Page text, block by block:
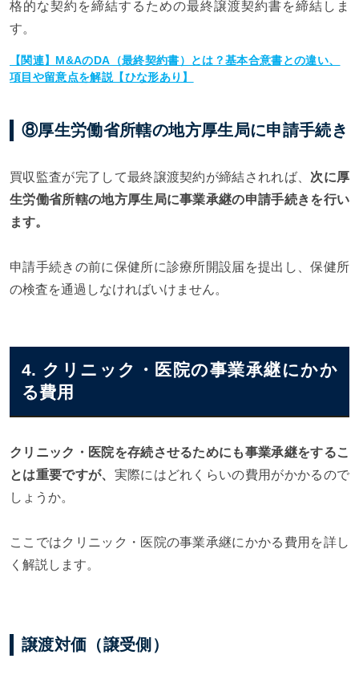
格的な契約を締結するための最終譲渡契約書を締結しま
す。
【関連】M&AのDA（最終契約書）とは？基本合意書との違い、
項目や留意点を解説【ひな形あり】
⑧厚生労働省所轄の地方厚生局に申請手続き
買収監査が完了して最終譲渡契約が締結されれば、 次に厚
生労働省所轄の地方厚生局に事業承継の申請手続きを行い
ます。
申請手続きの前に保健所に診療所開設届を提出し、保健所
の検査を通過しなければいけません。
4. クリニック・医院の事業承継にかか
る費用
クリニック・医院を存続させるためにも事業承継をするこ
とは重要ですが、 実際にはどれくらいの費用がかかるので
しょうか。
ここではクリニック・医院の事業承継にかかる費用を詳し
く解説します。
譲渡対価（譲受側）